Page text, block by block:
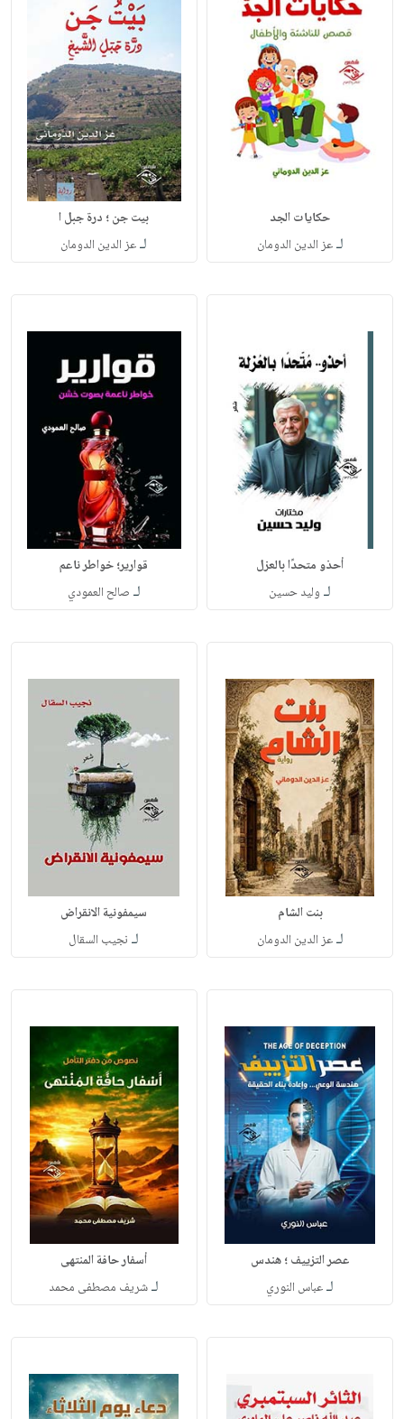
حكايات الجد
لـعز الدين الدومان
بيت جن ؛ درة جبل ا
لـعز الدين الدومان
أحذو متحدًا بالعزل
لـ وليد حسين
قوارير؛ خواطر ناعم
لـ صالح العمودي
بنت الشام
لـعز الدين الدومان
سيمفونية الانقراض
لـ نجيب السقال
عصر التزييف ؛ هندس
لـعباس النوري
أسفار حافة المنتهى
لـشريف مصطفى محمد